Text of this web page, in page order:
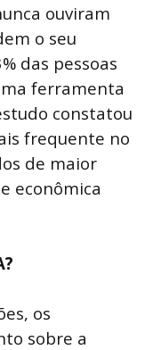
ouviram
o seu
das pessoas
ferramenta
constatou
frequente no
de maior
econômica
os
sobre a